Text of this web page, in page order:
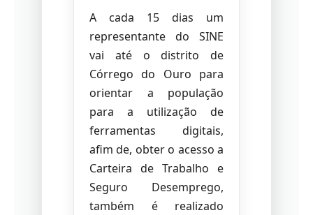
A cada 15 dias um
representante do SINE
vai até o distrito de
Córrego do Ouro para
orientar a população
para a utilização de
ferramentas digitais,
afim de, obter o acesso a
Carteira de Trabalho e
Seguro Desemprego,
também é realizado